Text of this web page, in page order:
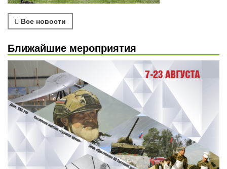
Все новости
Ближайшие мероприятия